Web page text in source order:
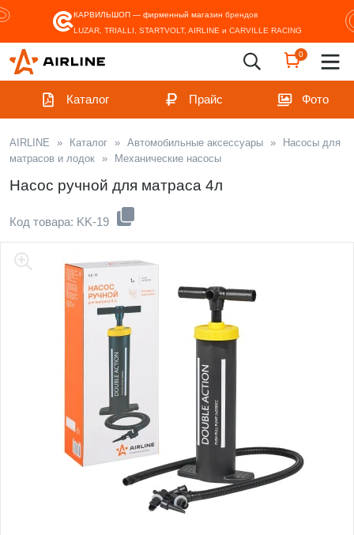
КАРВИЛЬШОП — фирменный магазин брендов
LUZAR, TRIALLI, STARTVOLT, AIRLINE и CARVILLE RACING
0
Каталог Прайс Фото
AIRLINE » Каталог » Автомобильные аксессуары »
Насосы для
матрасов и лодок » Механические насосы
Насос ручной для матраса 4л
Код товара: KK-19